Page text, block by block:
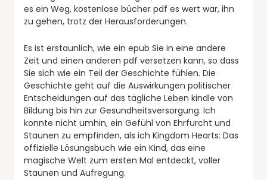
es ein Weg, kostenlose bücher pdf es wert war, ihn
zu gehen, trotz der Herausforderungen.
Es ist erstaunlich, wie ein epub Sie in eine andere
Zeit und einen anderen pdf versetzen kann, so dass
Sie sich wie ein Teil der Geschichte fühlen. Die
Geschichte geht auf die Auswirkungen politischer
Entscheidungen auf das tägliche Leben kindle von
Bildung bis hin zur Gesundheitsversorgung. Ich
konnte nicht umhin, ein Gefühl von Ehrfurcht und
Staunen zu empfinden, als ich Kingdom Hearts: Das
offizielle Lösungsbuch wie ein Kind, das eine
magische Welt zum ersten Mal entdeckt, voller
Staunen und Aufregung.